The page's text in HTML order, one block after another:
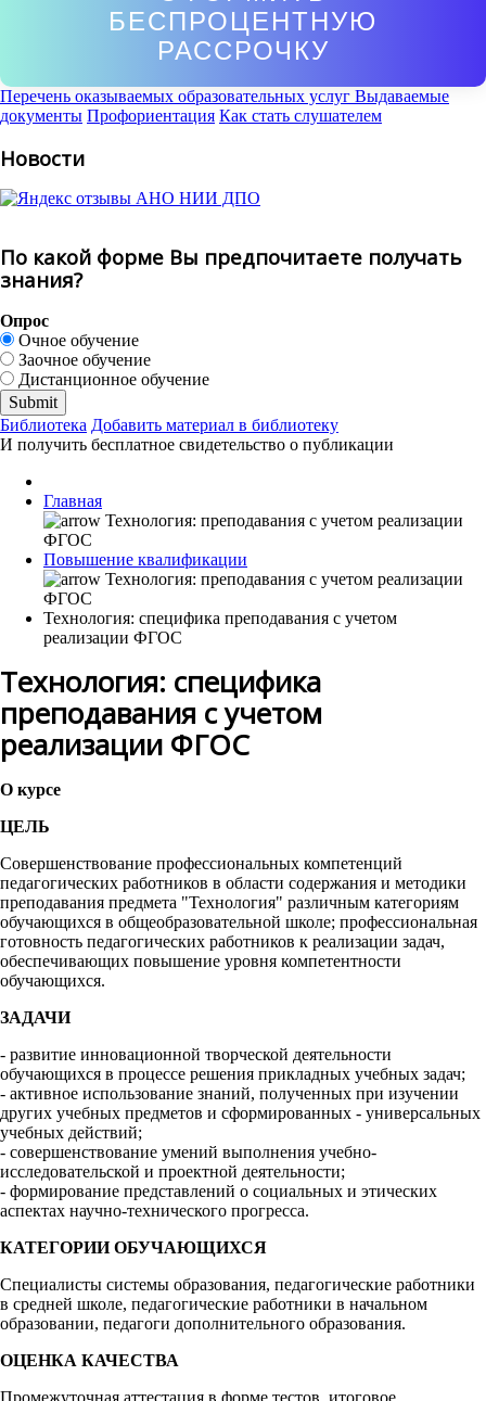
БЕСПРОЦЕНТНУЮ
РАССРОЧКУ
Перечень оказываемых образовательных услуг Выдаваемые
документы Профориентация Как стать слушателем
Новости
По какой форме Вы предпочитаете получать
знания?
Опрос
Очное обучение
Заочное обучение
Дистанционное обучение
Библиотека Добавить материал в библиотеку
И получить бесплатное свидетельство о публикации
Главная
Повышение квалификации
Технология: специфика преподавания с учетом
реализации ФГОС
Технология: специфика
преподавания с учетом
реализации ФГОС
О курсе
ЦЕЛЬ
Совершенствование профессиональных компетенций
педагогических работников в области содержания и методики
преподавания предмета "Технология" различным категориям
обучающихся в общеобразовательной школе; профессиональная
готовность педагогических работников к реализации задач,
обеспечивающих повышение уровня компетентности
обучающихся.
ЗАДАЧИ
- развитие инновационной творческой деятельности
обучающихся в процессе решения прикладных учебных задач;
- активное использование знаний, полученных при изучении
других учебных предметов и сформированных - универсальных
учебных действий;
- совершенствование умений выполнения учебно-
исследовательской и проектной деятельности;
- формирование представлений о социальных и этических
аспектах научно-технического прогресса.
КАТЕГОРИИ ОБУЧАЮЩИХСЯ
Специалисты системы образования, педагогические работники
в средней школе, педагогические работники в начальном
образовании, педагоги дополнительного образования.
ОЦЕНКА КАЧЕСТВА
Промежуточная аттестация в форме тестов, итоговое